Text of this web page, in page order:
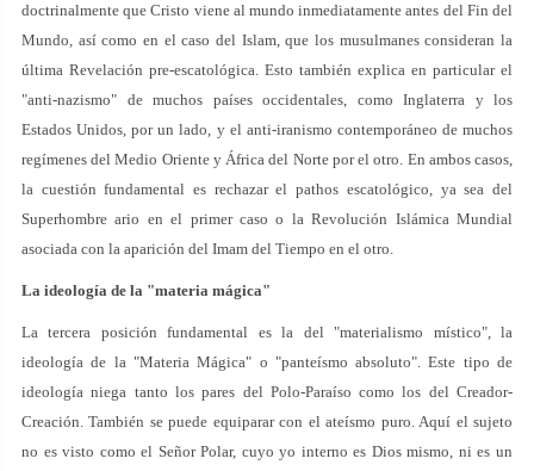
doctrinalmente que Cristo viene al mundo inmediatamente antes del Fin del
Mundo, así como en el caso del Islam, que los musulmanes consideran la
última Revelación pre-escatológica. Esto también explica en particular el
"anti-nazismo" de muchos países occidentales, como Inglaterra y los
Estados Unidos, por un lado, y el anti-iranismo contemporáneo de muchos
regímenes del Medio Oriente y África del Norte por el otro. En ambos casos,
la cuestión fundamental es rechazar el pathos escatológico, ya sea del
Superhombre ario en el primer caso o la Revolución Islámica Mundial
asociada con la aparición del Imam del Tiempo en el otro.
La ideología de la "materia mágica"
La tercera posición fundamental es la del "materialismo místico", la
ideología de la "Materia Mágica" o "panteísmo absoluto". Este tipo de
ideología niega tanto los pares del Polo-Paraíso como los del Creador-
Creación. También se puede equiparar con el ateísmo puro. Aquí el sujeto
no es visto como el Señor Polar, cuyo yo interno es Dios mismo, ni es un